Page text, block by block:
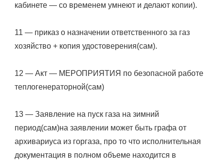
кабинете — со временем умнеют и делают копии).
11 — приказ о назначении ответственного за газ
хозяйство + копия удостоверения(сам).
12 — Акт — МЕРОПРИЯТИЯ по безопасной работе
теплогенераторной(сам)
13 — Заявление на пуск газа на зимний
период(сам)на заявлении может быть графа от
архивариуса из горгаза, про то что исполнительная
документация в полном объеме находится в